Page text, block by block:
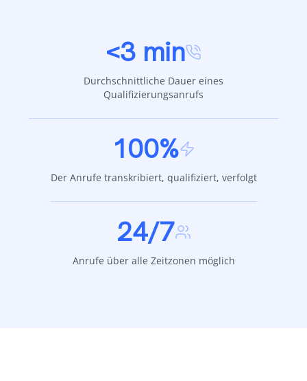
<3 min
Durchschnittliche Dauer eines
Qualifizierungsanrufs
100%
Der Anrufe transkribiert, qualifiziert, verfolgt
24/7
Anrufe über alle Zeitzonen möglich